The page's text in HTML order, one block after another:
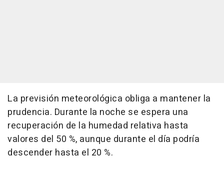
La previsión meteorológica obliga a mantener la
prudencia. Durante la noche se espera una
recuperación de la humedad relativa hasta
valores del 50 %, aunque durante el día podría
descender hasta el 20 %.